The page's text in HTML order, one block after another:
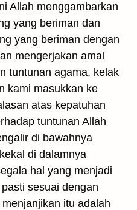
Allah menggambarkan
yang beriman dan
yang beriman dengan
mengerjakan amal
tuntunan agama, kelak
kami masukkan ke
atas kepatuhan
tuntunan Allah
di bawahnya
di dalamnya
hal yang menjadi
sesuai dengan
itu adalah